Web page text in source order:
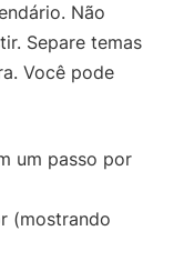
Não
Separe temas
Você pode
um passo por
(mostrando